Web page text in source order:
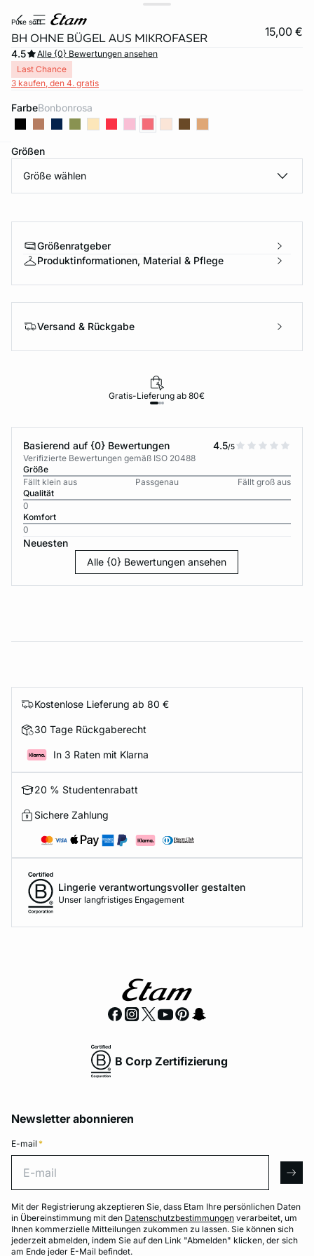
pure soft
BH OHNE BÜGEL AUS MIKROFASER 15,00 €
4.5
Alle {0} Bewertungen ansehen
Last Chance
3 kaufen, den 4. gratis
Farbe bonbonrosa
Größen
Größe wählen
Größenratgeber
Produktinformationen, Material & Pflege
Versand & Rückgabe
Gratis-Lieferung ab 80€
Basierend auf {0} Bewertungen 4.5/5
Verifizierte Bewertungen gemäß ISO 20488
Größe
Fällt klein aus
Passgenau
Fällt groß aus
Qualität
0
Komfort
0
Neuesten
Alle {0} Bewertungen ansehen
Kostenlose Lieferung ab 80 €
30 Tage Rückgaberecht
In 3 Raten mit Klarna
20 % Studentenrabatt
Sichere Zahlung
Lingerie verantwortungsvoller gestalten
Unser langfristiges Engagement
B Corp Zertifizierung
Newsletter abonnieren
E-mail *
Mit der Registrierung akzeptieren Sie, dass Etam Ihre persönlichen Daten
in Übereinstimmung mit den Datenschutzbestimmungen verarbeitet, um
Ihnen kommerzielle Mitteilungen zukommen zu lassen. Sie können sich
jederzeit abmelden, indem Sie auf den Link "Abmelden" klicken, der sich
am Ende jeder E-Mail befindet.